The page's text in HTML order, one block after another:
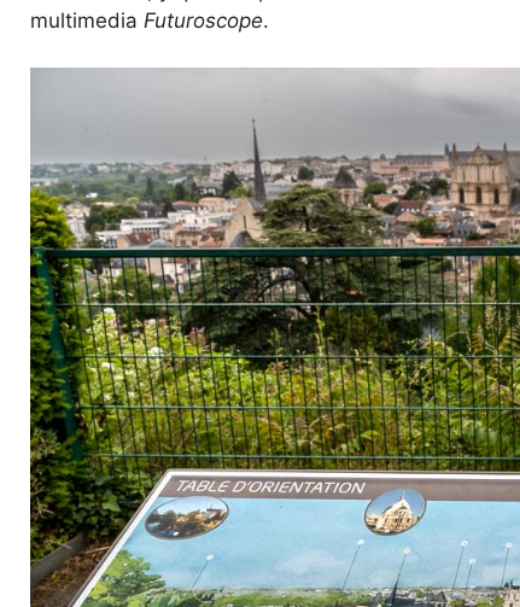
multimedia Futuroscope.